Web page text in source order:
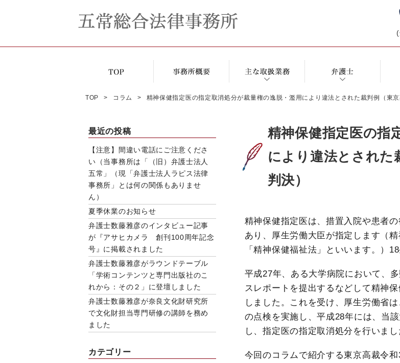
TOP コラム 精神保健指定医の指定取消処分が裁量権の逸脱・濫用により違法とされた裁判例（東
最近の投稿
【注意】間違い電話にご注意くださ
い（当事務所は「（旧）弁護士法人
五常」（現「弁護士法人ラピス法律
事務所」とは何の関係もありませ
ん）
夏季休業のお知らせ
弁護士数藤雅彦のインタビュー記事
が『アサヒカメラ 創刊100周年記念
号』に掲載されました
弁護士数藤雅彦がラウンドテーブル
「学術コンテンツと専門出版社のこ
れから：その２」に登壇しました
弁護士数藤雅彦が奈良文化財研究所
で文化財担当専門研修の講師を務め
ました
カテゴリー
精神保健指定医の指
により違法とされた
判決）
精神保健指定医は、措置入院や患者
あり、厚生労働大臣が指定します（
「精神保健福祉法」といいます。）18
平成27年、ある大学病院において、
スレポートを提出するなどして精神
しました。これを受け、厚生労働省
の点検を実施し、平成28年には、当
し、指定医の指定取消処分を行いまし
今回のコラムで紹介する東京高裁令